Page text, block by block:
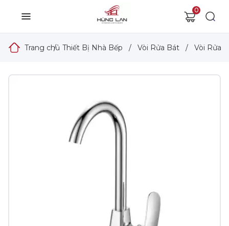
0
Trang chủ
/ Thiết Bị Nhà Bếp / Vòi Rửa Bát / Vòi Rửa